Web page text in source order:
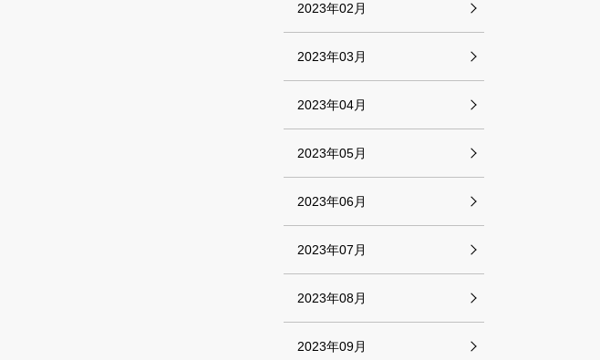
2023年02月
2023年03月
2023年04月
2023年05月
2023年06月
2023年07月
2023年08月
2023年09月